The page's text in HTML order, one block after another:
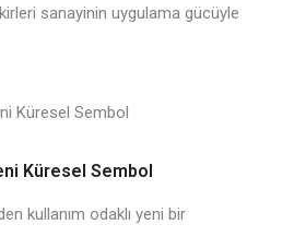
sanayinin uygulama gücüyle
Küresel Sembol
kullanım odaklı yeni bir